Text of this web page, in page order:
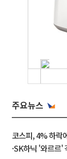
주요뉴스
코스피, 4% 하락
·SK하닉 '와르르'